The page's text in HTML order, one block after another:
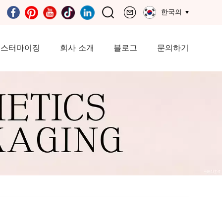
한국의
터마이징 회사 소개 블로그 문의하기